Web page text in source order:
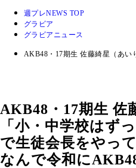
週プレNEWS TOP
グラビア
グラビアニュース
AKB48・17期生 佐藤綺星（あ
AKB48・17期生 佐
「小・中学校はず
で生徒会長をやっ
なんで令和に